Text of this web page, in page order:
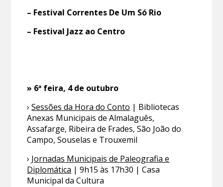
– Festival Correntes De Um Só Rio
– Festival Jazz ao Centro
» 6ª feira, 4 de outubro
›Sessões da Hora do Conto | Bibliotecas
Anexas Municipais de Almalaguês,
Assafarge, Ribeira de Frades, São João do
Campo, Souselas e Trouxemil
› Jornadas Municipais de Paleografia e
Diplomática | 9h15 às 17h30 | Casa
Municipal da Cultura